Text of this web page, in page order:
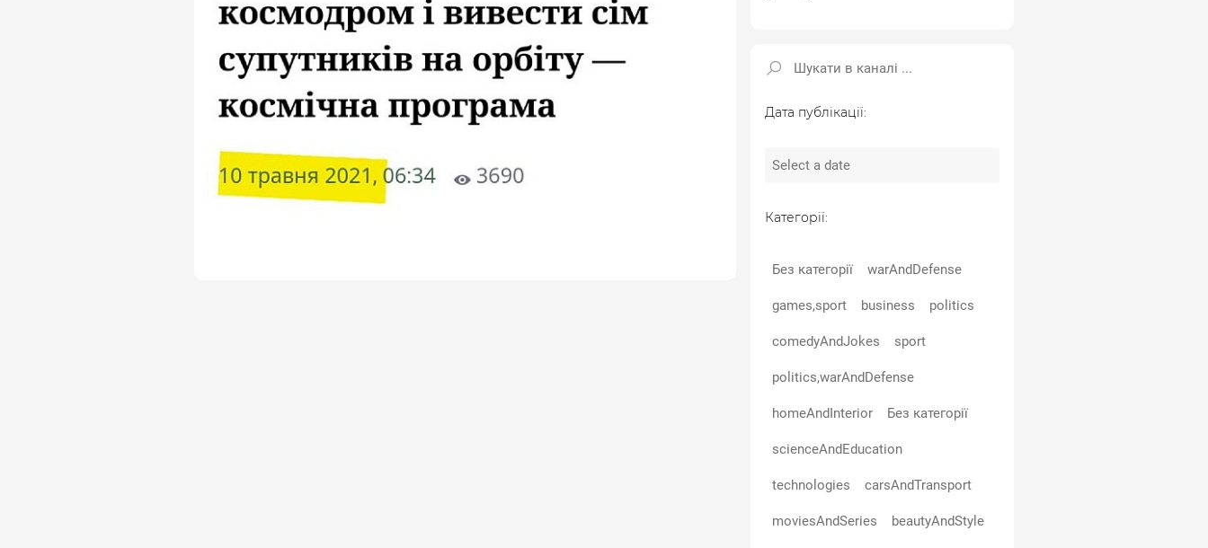
Дата публікації:
Категорії:
Без категорії warAndDefense
games,sport business politics
comedyAndJokes sport
politics,warAndDefense
homeAndInterior Без категорії
scienceAndEducation
technologies carsAndTransport
moviesAndSeries beautyAndStyle